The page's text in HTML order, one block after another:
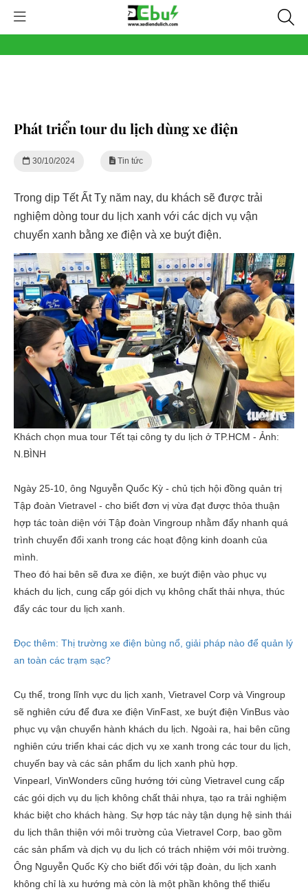
Phát triển tour du lịch dùng xe điện
30/10/2024 Tin tức
Trong dịp Tết Ất Tỵ năm nay, du khách sẽ được trải
nghiệm dòng tour du lịch xanh với các dịch vụ vận
chuyển xanh bằng xe điện và xe buýt điện.
Khách chọn mua tour Tết tại công ty du lịch ở TP.HCM - Ảnh:
N.BÌNH
Ngày 25-10, ông Nguyễn Quốc Kỳ - chủ tịch hội đồng quản trị
Tập đoàn Vietravel - cho biết đơn vị vừa đạt được thỏa thuận
hợp tác toàn diện với Tập đoàn Vingroup nhằm đẩy nhanh quá
trình chuyển đổi xanh trong các hoạt động kinh doanh của
mình.
Theo đó hai bên sẽ đưa xe điện, xe buýt điện vào phục vụ
khách du lịch, cung cấp gói dịch vụ không chất thải nhựa, thúc
đẩy các tour du lịch xanh.
Đọc thêm: Thị trường xe điện bùng nổ, giải pháp nào để quản lý
an toàn các trạm sạc?
Cụ thể, trong lĩnh vực du lịch xanh, Vietravel Corp và Vingroup
sẽ nghiên cứu để đưa xe điện VinFast, xe buýt điện VinBus vào
phục vụ vận chuyển hành khách du lịch. Ngoài ra, hai bên cũng
nghiên cứu triển khai các dịch vụ xe xanh trong các tour du lịch,
chuyến bay và các sản phẩm du lịch xanh phù hợp.
Vinpearl, VinWonders cũng hướng tới cùng Vietravel cung cấp
các gói dịch vụ du lịch không chất thải nhựa, tạo ra trải nghiệm
khác biệt cho khách hàng. Sự hợp tác này tận dụng hệ sinh thái
du lịch thân thiện với môi trường của Vietravel Corp, bao gồm
các sản phẩm và dịch vụ du lịch có trách nhiệm với môi trường.
Ông Nguyễn Quốc Kỳ cho biết đối với tập đoàn, du lịch xanh
không chỉ là xu hướng mà còn là một phần không thể thiếu